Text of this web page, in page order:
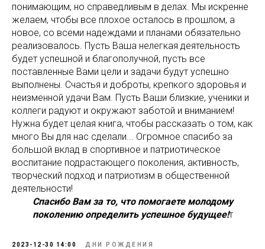
понимающим, но справедливым в делах. Мы искренне
желаем, чтобы все плохое осталось в прошлом, а
новое, со всеми надеждами и планами обязательно
реализовалось. Пусть Ваша нелегкая деятельность
будет успешной и благополучной, пусть все
поставленные Вами цели и задачи будут успешно
выполнены. Счастья и доброты, крепкого здоровья и
неизменной удачи Вам. Пусть Ваши близкие, ученики и
коллеги радуют и окружают заботой и вниманием!
Нужна будет целая книга, чтобы рассказать о том, как
много Вы для нас сделали... Огромное спасибо за
большой вклад в спортивное и патриотическое
воспитание подрастающего поколения, активность,
творческий подход и патриотизм в общественной
деятельности!
Спасибо Вам за то, что помогаете молодому
поколению определить успешное будущее!т
2023-12-30 14:00 ДНИ РОЖДЕНИЯ